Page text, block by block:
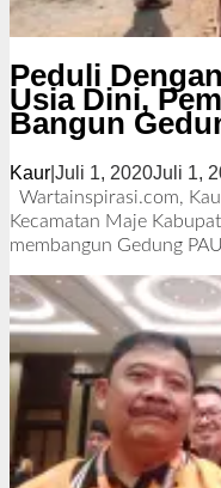
Peduli
Usia Dini,
Bangun
Kaur| Juli 1, 2020Juli 1,
Wartainspirasi.com,
Kecamatan Maje
membangun Gedung